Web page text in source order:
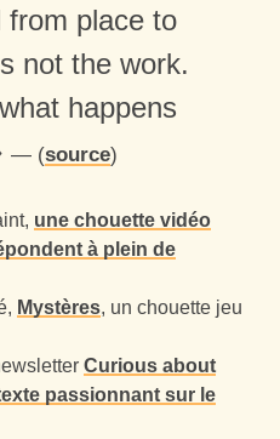
from place to
not the work.
happens
(source)
une chouette vidéo
à plein de
Mystères, un chouette jeu
Curious about
passionnant sur le